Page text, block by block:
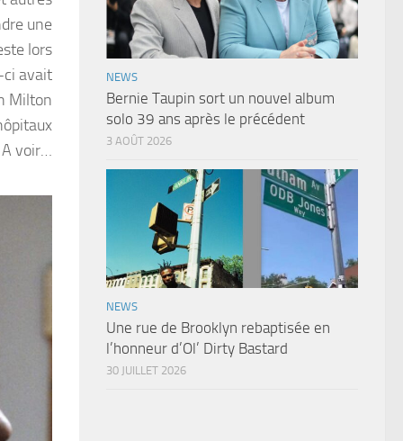
une
lors
ci avait
Milton
voir…
NEWS
Bernie Taupin sort un nouvel album
solo 39 ans après le précédent
3 AOÛT 2026
NEWS
Une rue de Brooklyn rebaptisée en
l’honneur d’Ol’ Dirty Bastard
30 JUILLET 2026